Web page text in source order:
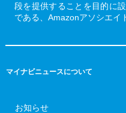
段を提供することを目的に
である、Amazonアソシエイ
マイナビニュースについて
お知らせ